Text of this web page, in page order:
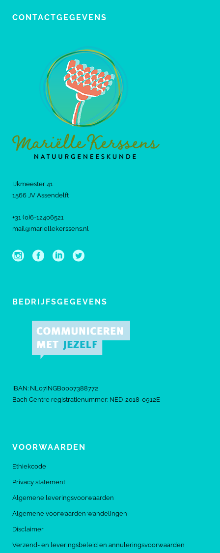
CONTACTGEGEVENS
IJkmeester 41
1566 JV Assendelft
+31 (0)6-12406521
mail@mariellekerssens.nl
BEDRIJFSGEGEVENS
IBAN: NL07INGB0007388772
Bach Centre registratienummer: NED-2018-0912E
VOORWAARDEN
Ethiekcode
Privacy statement
Algemene leveringsvoorwaarden
Algemene voorwaarden wandelingen
Disclaimer
Verzend- en leveringsbeleid en annuleringsvoorwaarden